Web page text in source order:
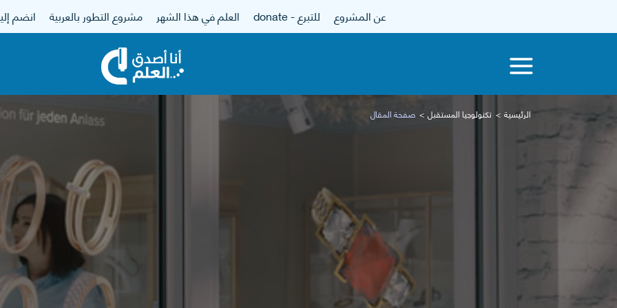
عن المشروع للتبرع - donate العلم في هذا الشهر مشروع التطور بالعربية انضم
الرئيسية تكنولوجيا المستقبل صفحة المقال